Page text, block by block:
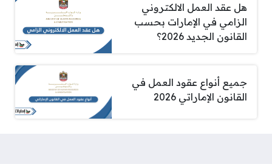
هل عقد العمل الالكتروني
الزامي في الإمارات بحسب
القانون الجديد 2026؟
جميع أنواع عقود العمل في
القانون الإماراتي 2026